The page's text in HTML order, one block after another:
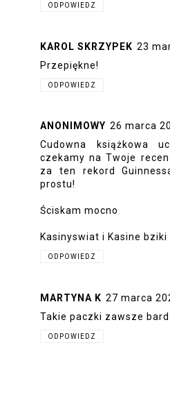
ODPOWIEDZ
KAROL SKRZYPEK 23
Przepiękne!
ODPOWIEDZ
ANONIMOWY 26 marca
Cudowna książkowa
czekamy na Twoje
za ten rekord
prostu!
Ściskam mocno
Kasinyswiat i Kasine bziki
ODPOWIEDZ
MARTYNA K 27 marca
Takie paczki zawsze
ODPOWIEDZ